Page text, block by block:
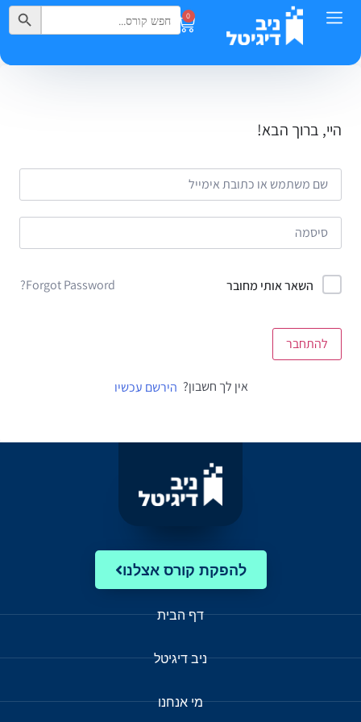
0
Search
for:
Search Button
היי, ברוך הבא!
השאר אותי מחובר Forgot Password?
להתחבר
אין לך חשבון? הירשם עכשיו
להפקת קורס אצלנו
דף הבית
ניב דיגיטל
מי אנחנו